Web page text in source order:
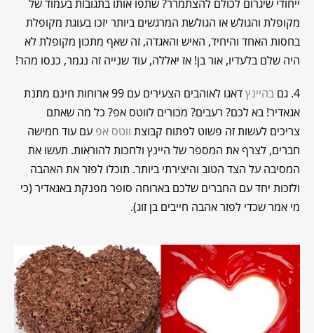
ייחודי שיגרום לכולם להצתמרר? שתפו אותו בתגובות בעמוד של
מקופלת והגולש או הגולשת המרגשים ביותר יזכו בעוגת מקופלת
בחסות האחד והיחיד, האיש והאגדה, זה שאף מתכון מקופלת לא
היה שלם בלעדיו, אור בן! אז יאללה, עוד שנייה זה נגמר, כנסו מהר!
4. גם בהיינץ
דאגו לאוהבים הצעירים עם 99 ארוחות חינם מתנת
אגאדיר! בא לכם? רעבים? מכורים לווטס אפ? כל מה שאתם
צריכים לעשות זה פשוט לפתוח קבוצת ווטס אפ עם עוד חמישה
חברים, לצרף את המספר של היינץ ולחכות להוראות. תעשו את
המסיבה על הצד הטוב והיצירתי ביותר. תוכלו לפזר את האהבה
ולזכות יחד עם החברים שלכם בארוחה סופר מפנקת באגאדיר (כי
מי אמר שכדי לפזר אהבה חייבים בן זוג).